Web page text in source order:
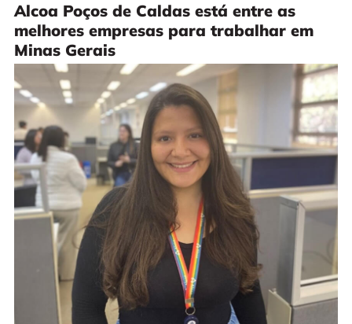
Alcoa Poços de Caldas está entre as
melhores empresas para trabalhar em
Minas Gerais